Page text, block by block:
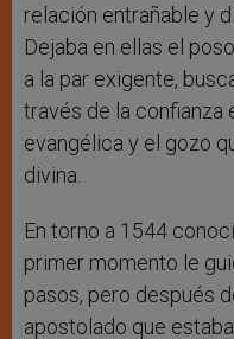
relación entrañable y
Dejaba en ellas el
a la par exigente,
través de la confianza
evangélica y el gozo
divina.
En torno a 1544
primer momento le
pasos, pero después
apostolado que